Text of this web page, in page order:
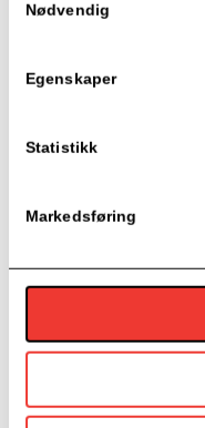
Nødvendig
Egenskaper
Statistikk
Markedsføring
Fluently AS